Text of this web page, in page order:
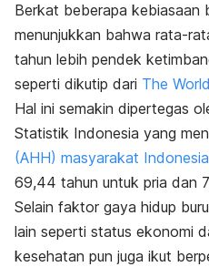
Berkat beberapa kebiasaan
menunjukkan bahwa rata-
tahun lebih pendek
seperti dikutip dari The
Hal ini semakin dipertegas
Statistik Indonesia yang
(AHH) masyarakat Indonesia
69,44 tahun untuk pria dan
Selain faktor gaya hidup
lain seperti status ekonomi
kesehatan pun juga ikut